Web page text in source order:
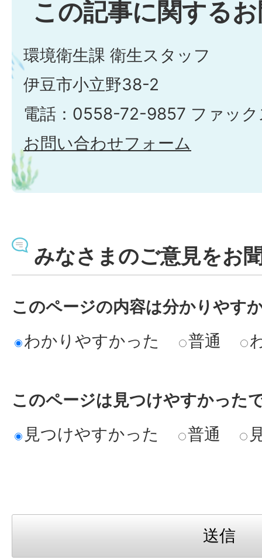
この記事に関する
環境衛生課 衛生スタッフ
伊豆市小立野38-2
電話：0558-72-9857 ファッ
お問い合わせフォーム
みなさまのご意見をお
このページの内容は分かりやす
わかりやすかった
普通
このページは見つけやすかった
見つけやすかった
普通